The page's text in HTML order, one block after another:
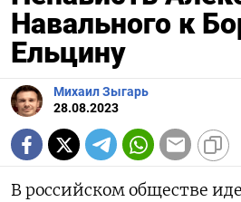
Навального к
Ельцину
Михаил Зыгарь
28.08.2023
В российском обществе